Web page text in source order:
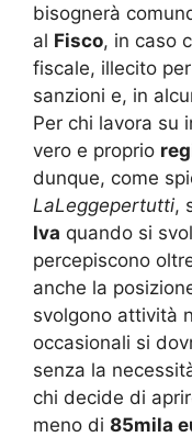
bisognerà
al Fisco, in caso
fiscale, illecito
sanzioni e, in
Per chi lavora su
vero e proprio
dunque, come
LaLeggepertutti,
Iva quando si
percepiscono
anche la
svolgono attività
occasionali si
senza la
chi decide di
meno di 85mila